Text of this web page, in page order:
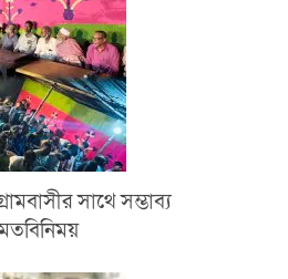
সাথে সম্ভাব্য
মতবিনিময়